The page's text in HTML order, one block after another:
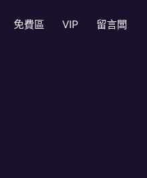
免費區 VIP 留言闆